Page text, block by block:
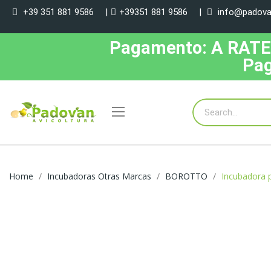
+39 351 881 9586 | +39351 881 9586 |
Pagamento: A
Home Incubadoras Otras Marcas BOROTTO Incubadora